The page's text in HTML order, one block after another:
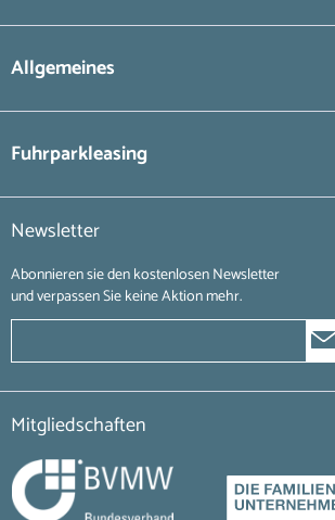
Allgemeines
Fuhrparkleasing
Newsletter
Abonnieren sie den kostenlosen Newsletter
und verpassen Sie keine Aktion mehr.
Mitgliedschaften